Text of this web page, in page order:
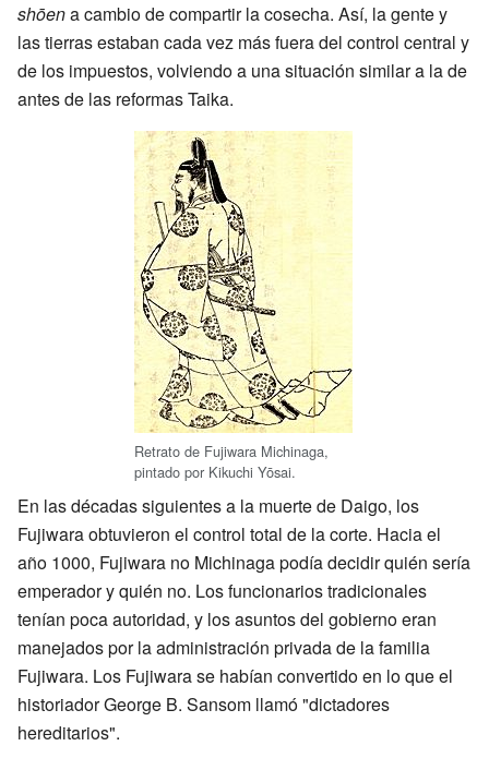
shōena cambio de compartir la cosecha. Así, la gente y
las tierras estaban cada vez más fuera del control central y
de los impuestos, volviendo a una situación similar a la de
antes de las reformas Taika.
Retrato de Fujiwara Michinaga,
pintado por Kikuchi Yōsai.
En las décadas siguientes a la muerte de Daigo, los
Fujiwara obtuvieron el control total de la corte. Hacia el
año 1000, Fujiwara no Michinaga podía decidir quién sería
emperador y quién no. Los funcionarios tradicionales
tenían poca autoridad, y los asuntos del gobierno eran
manejados por la administración privada de la familia
Fujiwara. Los Fujiwara se habían convertido en lo que el
historiador George B. Sansom llamó "dictadores
hereditarios".